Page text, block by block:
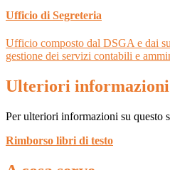
Ufficio di Segreteria
Ufficio composto dal DSGA e dai
gestione dei servizi contabili e
Ulteriori informazioni
Per ulteriori informazioni su questo
Rimborso libri di testo